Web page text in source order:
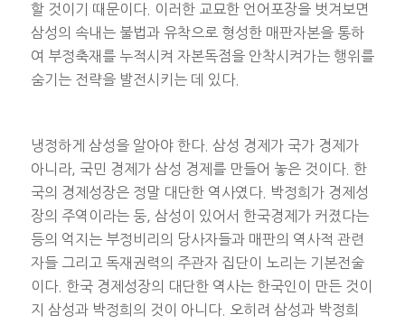
할 것이기 때문이다. 이러한 교묘한 언어포장을 벗겨보면
삼성의 속내는 불법과 유착으로 형성한 매판자본을 통하
여 부정축재를 누적시켜 자본독점을 안착시켜가는 행위를
숨기는 전략을 발전시키는 데 있다.
냉정하게 삼성을 알아야 한다. 삼성 경제가 국가 경제가
아니라, 국민 경제가 삼성 경제를 만들어 놓은 것이다. 한
국의 경제성장은 정말 대단한 역사였다. 박정희가 경제성
장의 주역이라는 둥, 삼성이 있어서 한국경제가 커졌다는
등의 억지는 부정비리의 당사자들과 매판의 역사적 관련
자들 그리고 독재권력의 주관자 집단이 노리는 기본전술
이다. 한국 경제성장의 대단한 역사는 한국인이 만든 것이
지 삼성과 박정희의 것이 아니다. 오히려 삼성과 박정희